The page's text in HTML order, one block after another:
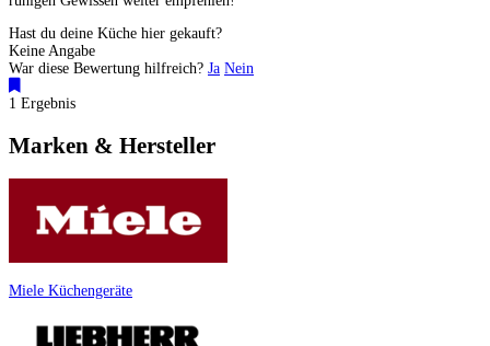
Hast du deine Küche hier gekauft?
Keine Angabe
War diese Bewertung hilfreich? Ja Nein
1 Ergebnis
Marken & Hersteller
Miele Küchengeräte